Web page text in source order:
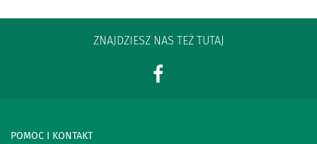
ZNAJDZIESZ NAS TEŻ TUTAJ
POMOC I KONTAKT